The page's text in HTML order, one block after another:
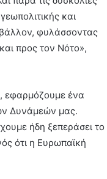
και
φυλάσσοντας
προς τον Νότο»,
εφαρμόζουμε ένα
Δυνάμεών μας.
ήδη ξεπεράσει το
ότι η Ευρωπαϊκή